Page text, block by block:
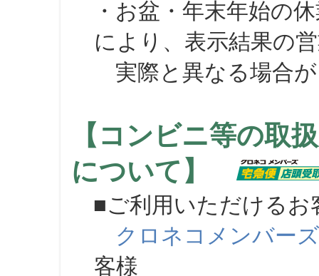
・お盆・年末年始の
により、表示結果の
実際と異なる場合が
【コンビニ等の取
について】
■ご利用いただけるお
クロネコメンバーズ
客様